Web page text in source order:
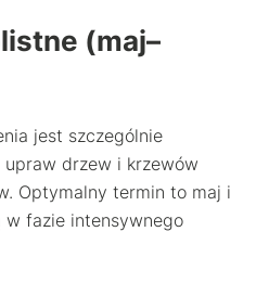
(maj–
jest szczególnie
drzew i krzewów
Optymalny termin to maj i
fazie intensywnego